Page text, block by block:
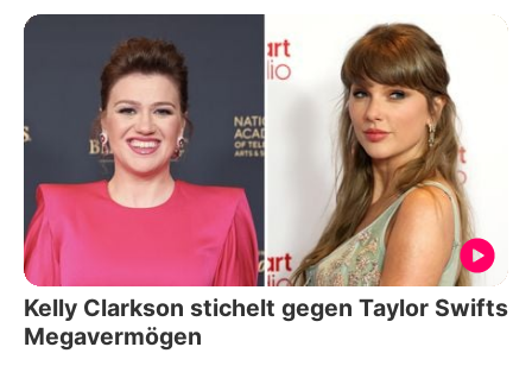
Kelly Clarkson stichelt gegen Taylor Swifts
Megavermögen